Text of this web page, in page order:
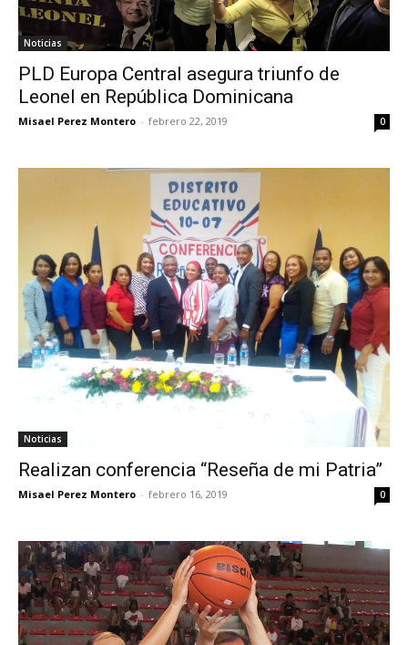
Noticias
PLD Europa Central asegura triunfo de
Leonel en República Dominicana
Misael Perez Montero - febrero 22, 2019 0
Noticias
Realizan conferencia “Reseña de mi Patria”
Misael Perez Montero - febrero 16, 2019 0